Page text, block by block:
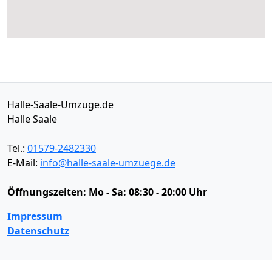
Halle-Saale-Umzüge.de
Halle Saale
Tel.: 01579-2482330
E-Mail: info@halle-saale-umzuege.de
Öffnungszeiten: Mo - Sa: 08:30 - 20:00 Uhr
Impressum
Datenschutz